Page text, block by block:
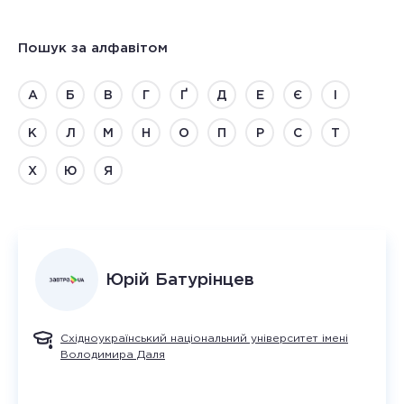
Пошук за алфавітом
А Б В Г Ґ Д Е Є
К Л М Н О П Р С Т
Х Ю Я
Юрій Батурінцев
Східноукраїнський національний університет імені
Володимира Даля